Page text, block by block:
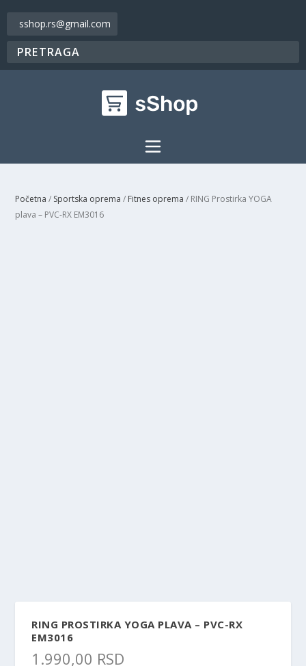
sshop.rs@gmail.com
Početna / Sportska oprema / Fitnes oprema / RING Prostirka YOGA
plava – PVC-RX EM3016
RING PROSTIRKA YOGA PLAVA – PVC-RX
EM3016
1.990,00 RSD